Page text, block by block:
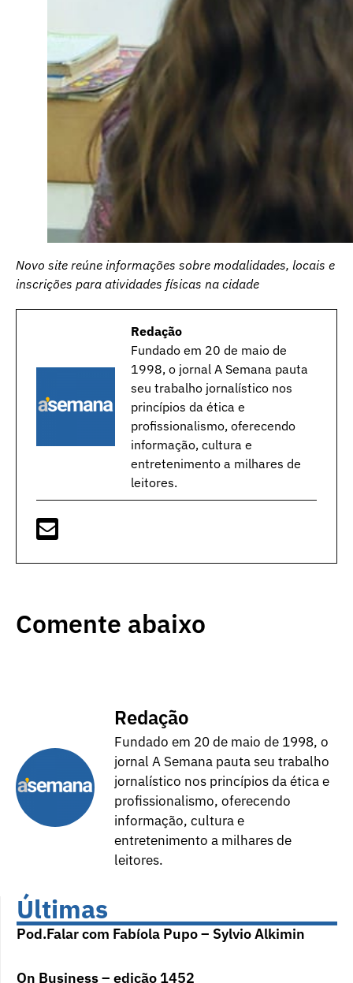
Novo site reúne informações sobre modalidades, locais e
inscrições para atividades físicas na cidade
Redação
Fundado em 20 de maio de
1998, o jornal A Semana pauta
seu trabalho jornalístico nos
princípios da ética e
profissionalismo, oferecendo
informação, cultura e
entretenimento a milhares de
leitores.
Comente abaixo
Redação
Fundado em 20 de maio de 1998, o
jornal A Semana pauta seu trabalho
jornalístico nos princípios da ética e
profissionalismo, oferecendo
informação, cultura e
entretenimento a milhares de
leitores.
Últimas
Pod.Falar com Fabíola Pupo – Sylvio Alkimin
On Business – edição 1452